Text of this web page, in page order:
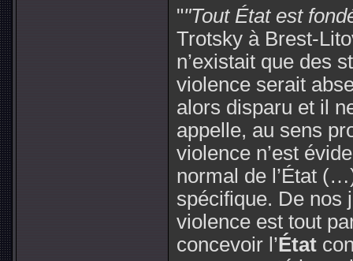
""Tout État est
Trotsky à Brest-
n’existait que des
violence serait
alors disparu et il
appelle, au sens
violence n’est
normal de l’État
spécifique. De nos
violence est tout
concevoir l’État